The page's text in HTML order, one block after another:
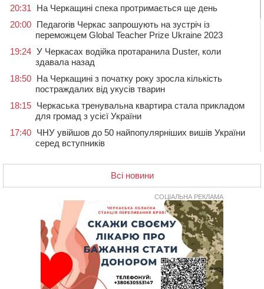
20:31
На Черкащині спека протримається ще день
20:00 Педагогів Черкас запрошують на зустріч із
переможцем Global Teacher Prize Ukraine 2023
19:24 У Черкасах водійка протаранила Duster, коли
здавала назад
18:50 На Черкащині з початку року зросла кількість
постраждалих від укусів тварин
18:15 Черкаська тренувальна квартира стала прикладом
для громад з усієї України
17:40 ЧНУ увійшов до 50 найпопулярніших вишів України
серед вступників
контейнерний майданчик
16:32
Без розтину грудної клітки: у Черкасах 75-річній
пацієнтці замінили аортальний клапан
У Черкаському онкоцентрі встановили сонячну
електростанцію за понад пів мільйона гривень
У Київській області прощаються з полеглим на
фронті жителем Монастирищини
У Черкасах містяни через нову скляну зупинку і
вирізані дерева потерпають від спеки: Бондаренко
Всі новини
СОЦІАЛЬНА РЕКЛАМА